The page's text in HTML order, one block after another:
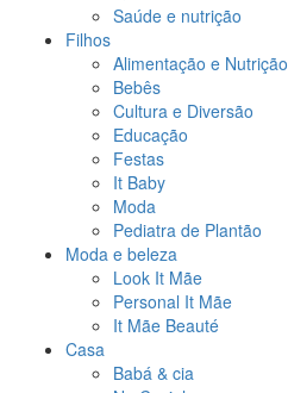
Saúde e nutrição
Filhos
Alimentação e Nutrição
Bebês
Cultura e Diversão
Educação
Festas
It Baby
Moda
Pediatra de Plantão
Moda e beleza
Look It Mãe
Personal It Mãe
It Mãe Beauté
Casa
Babá & cia